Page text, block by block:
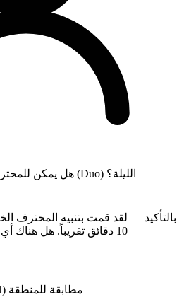
هل يمكن للمحترف اللعب معي بنظام الثنائي (Duo) الليلة؟
بالتأكيد — لقد قمت بتنبيه المحترف
10 دقائق تقريباً. هل هناك أي شيء آخر بخصوص الطلب؟
نعم، تظهر كل مباراة في لوحة التحكم
كنت ترغب في مشاهدة
شبكة افتراضية خاصة (VPN) مطابقة للمنطقة